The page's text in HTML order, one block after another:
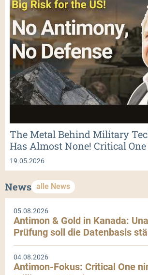
The Metal Behind Military
Has Almost None! Critical
19.05.2026
News alle News
05.08.2026
Antimon & Gold in Kanada:
Prüfung soll die Datenbasis
04.08.2026
Antimon-Fokus: Critical One